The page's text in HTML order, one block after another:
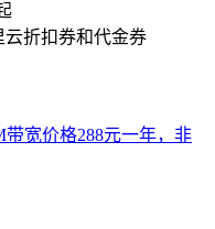
云折扣券和代金券
宽价格288元一年，非